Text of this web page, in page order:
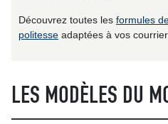
Découvrez toutes les formules
politesse adaptées à vos
LES MODÈLES DU